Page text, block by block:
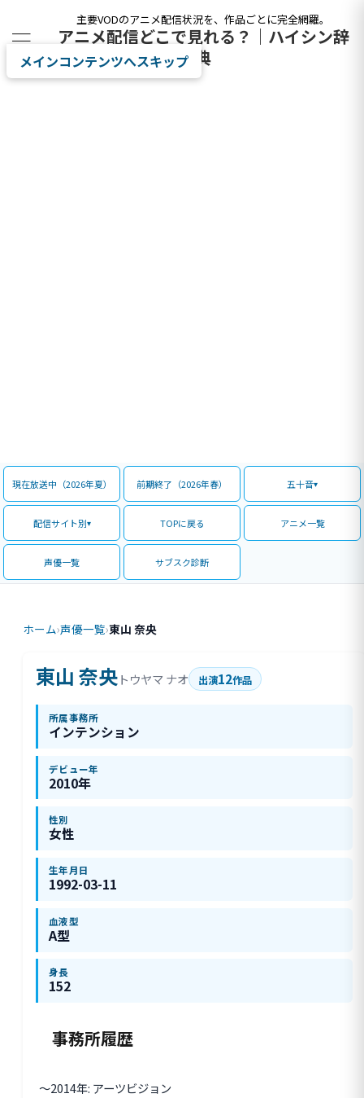
主要VODのアニメ配信状況を、作品ごとに完全網羅。
アニメ配信どこで見れる？｜ハイシン辞
典
メインコンテンツへスキップ
現在放送中（2026年夏） 前期終了（2026年春） 五十音
配信サイト別 TOPに戻る アニメ一覧
声優一覧 サブスク診断
ホーム›声優一覧›東山 奈央
東山 奈央トウヤマ ナオ 出演12作品
所属事務所
インテンション
デビュー年
2010年
性別
女性
生年月日
1992-03-11
血液型
A型
身長
152
事務所履歴
〜2014年: アーツビジョン